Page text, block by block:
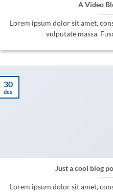
A Video
Lorem ipsum dolor sit amet,
vulputate massa.
Just a cool blog
Lorem ipsum dolor sit amet,
30
des